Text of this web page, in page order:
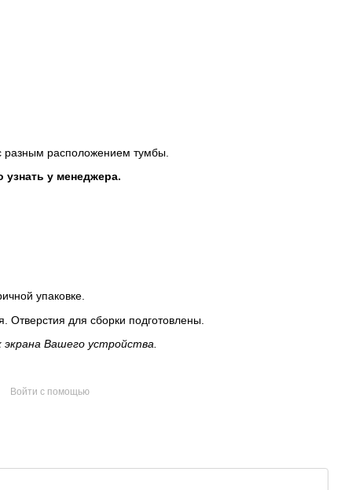
разным расположением тумбы.
у менеджера.
упаковке.
Отверстия для сборки подготовлены.
Вашего устройства.
Войти с помощью